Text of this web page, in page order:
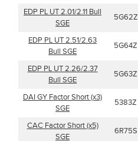
EDP PL UT 2.01/2.11 Bull
SGE
5G62Z
EDP PL UT 2.51/2.63
Bull SGE
5G64Z
EDP PL UT 2.26/2.37
Bull SGE
5G63Z
DAI GY Factor Short (x3)
SGE
5383Z
CAC Factor Short (x5)
SGE
6R75S